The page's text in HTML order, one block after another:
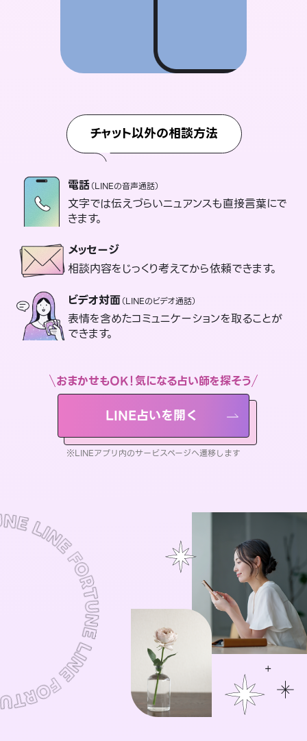
チャット以外の相談方法
電話（LINEの音声通話）
文字では伝えづらいニュアンスも直接言葉にで
きます。
メッセージ
相談内容をじっくり考えてから依頼できます。
ビデオ対面（LINEのビデオ通話）
表情を含めたコミュニケーションを取ることが
できます。
おまかせもOK！気になる占い師を探そう
LINE占いを開く
※LINEアプリ内のサービスページへ遷移します